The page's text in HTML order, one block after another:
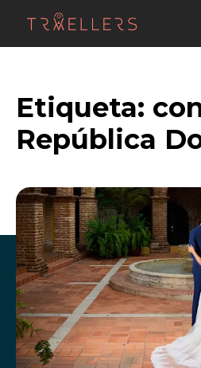
Etiqueta:
República